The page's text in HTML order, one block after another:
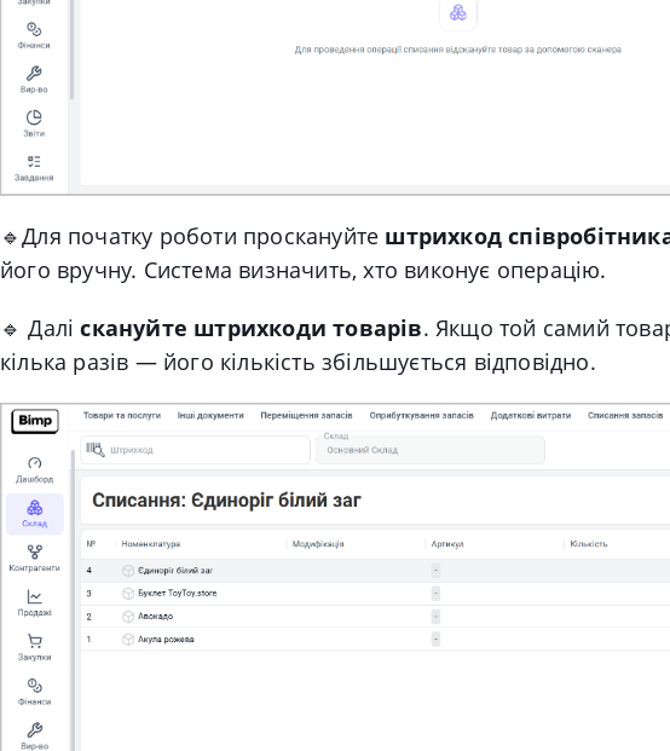
🔹Для початку роботи проскануйте штрихкод
його вручну. Система визначить, хто виконує операцію.
🔹 Даліскануйте штрихкоди товарів. Якщо той самий
кілька разів — його кількість збільшується відповідно.